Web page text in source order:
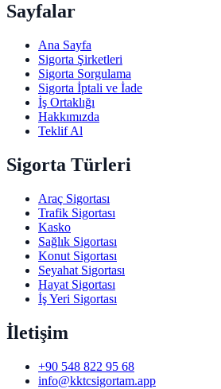
Sayfalar
Ana Sayfa
Sigorta Şirketleri
Sigorta Sorgulama
Sigorta İptali ve İade
İş Ortaklığı
Hakkımızda
Teklif Al
Sigorta Türleri
Araç Sigortası
Trafik Sigortası
Kasko
Sağlık Sigortası
Konut Sigortası
Seyahat Sigortası
Hayat Sigortası
İş Yeri Sigortası
İletişim
+90 548 822 95 68
info@kktcsigortam.app